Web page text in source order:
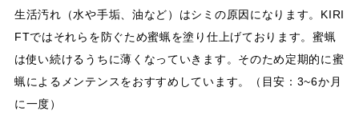
生活汚れ（水や手垢、油など）はシミの原因になります。KIRI
FTではそれらを防ぐため蜜蝋を塗り仕上げております。蜜蝋
は使い続けるうちに薄くなっていきます。そのため定期的に蜜
蝋によるメンテンスをおすすめしています。（目安：3~6か月
に一度）